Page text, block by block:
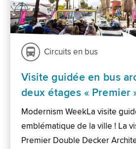
Circuits en bus
Visite guidée en bus
deux étages « Premier
Modernism WeekLa visite
emblématique de la ville ! La
Premier Double Decker